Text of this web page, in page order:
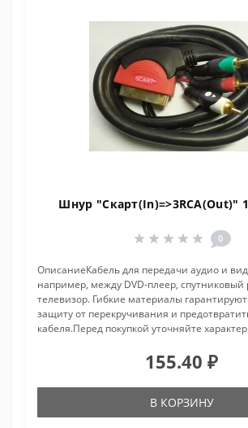
Шнур "Скарт(In)=>3RCA(Out)"
0
ОписаниеКабель для передачи аудио и
например, между DVD-плеер, спутниковый
телевизор. Гибкие материалы
защиту от перекручивания и
кабеля.Перед покупкой уточняйте
155.40 ₽
В КОРЗИНУ